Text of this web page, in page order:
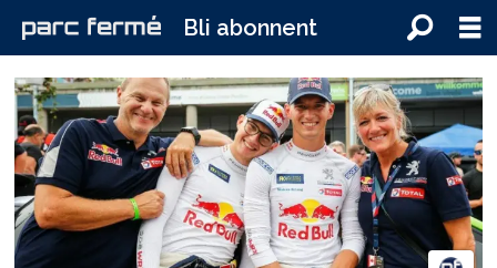
Bli abonnent
Tag:
kevin
hansen